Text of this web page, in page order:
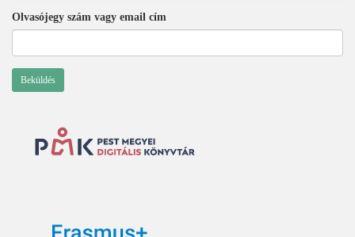
Olvasójegy szám vagy email cím